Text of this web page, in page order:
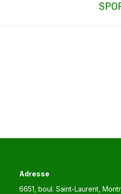
Adresse
6651, boul. Saint-Laurent,